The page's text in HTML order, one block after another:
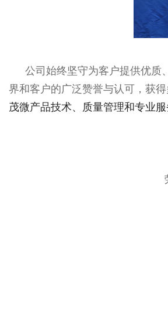
公司始终坚守为客户提供优质
界和客户的广泛赞誉与认可，获
茂微产品技术、质量管理和专业服